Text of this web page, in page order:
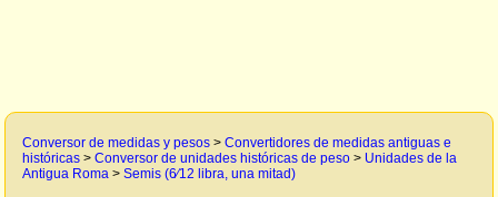
Conversor de medidas y pesos > Convertidores de medidas antiguas e
históricas > Conversor de unidades históricas de peso > Unidades de la
Antigua Roma > Semis (6⁄12 libra, una mitad)